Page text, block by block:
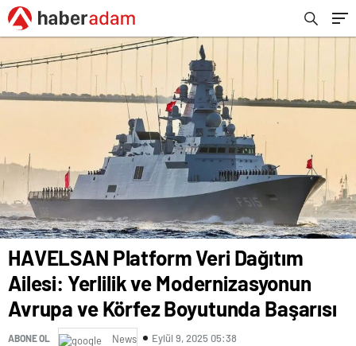
Başarısı
HAVELSAN Platform Veri Dağıtım
Ailesi: Yerlilik ve Modernizasyonun
Avrupa ve Körfez Boyutunda Başarısı
ABONE OL News Eylül 9, 2025 05:38